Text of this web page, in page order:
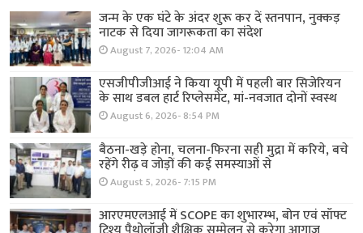
जन्म के एक घंटे के अंदर शुरू कर दें स्तनपान, नुक्कड़
नाटक से दिया जागरूकता का संदेश
August 7, 2026- 12:04 AM
एसजीपीजीआई ने किया यूपी में पहली बार सिजेरियन
के साथ डबल हार्ट रिप्लेसमेंट, मां-नवजात दोनों स्वस्थ
August 6, 2026- 8:54 PM
बैठना-खड़े होना, चलना-फिरना सही मुद्रा में करिये, बचे
रहेंगे रीढ़ व जोड़ों की कई समस्याओं से
August 5, 2026- 7:15 PM
आरएमएलआई में SCOPE का शुभारम्भ, बोन एवं सॉफ्ट